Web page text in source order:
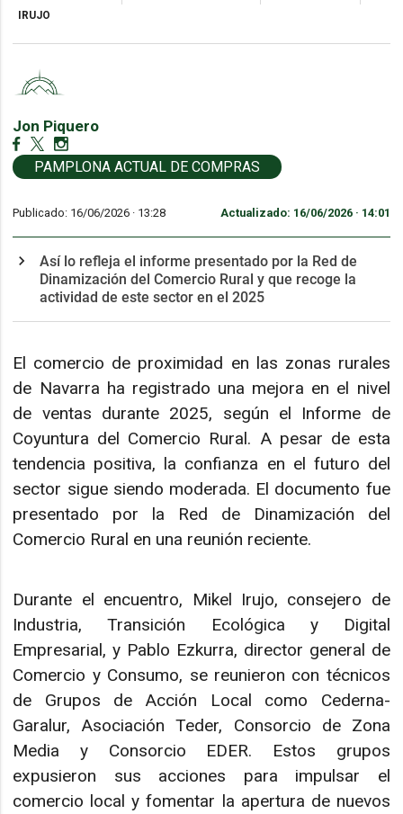
IRUJO
Jon Piquero
PAMPLONA ACTUAL DE COMPRAS
Publicado: 16/06/2026 · 13:28 Actualizado: 16/06/2026 · 14:01
Así lo refleja el informe presentado por la Red de
Dinamización del Comercio Rural y que recoge la
actividad de este sector en el 2025
El comercio de proximidad en las zonas rurales
de Navarra ha registrado una mejora en el nivel
de ventas durante 2025, según el Informe de
Coyuntura del Comercio Rural. A pesar de esta
tendencia positiva, la confianza en el futuro del
sector sigue siendo moderada. El documento fue
presentado por la Red de Dinamización del
Comercio Rural en una reunión reciente.
Durante el encuentro, Mikel Irujo, consejero de
Industria, Transición Ecológica y Digital
Empresarial, y Pablo Ezkurra, director general de
Comercio y Consumo, se reunieron con técnicos
de Grupos de Acción Local como Cederna-
Garalur, Asociación Teder, Consorcio de Zona
Media y Consorcio EDER. Estos grupos
expusieron sus acciones para impulsar el
comercio local y fomentar la apertura de nuevos